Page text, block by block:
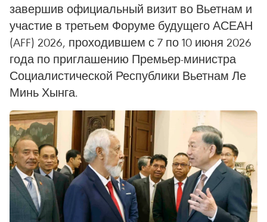
завершив официальный визит во Вьетнам и
участие в третьем Форуме будущего АСЕАН
(AFF) 2026, проходившем с 7 по 10 июня 2026
года по приглашению Премьер-министра
Социалистической Республики Вьетнам Ле
Минь Хынга.